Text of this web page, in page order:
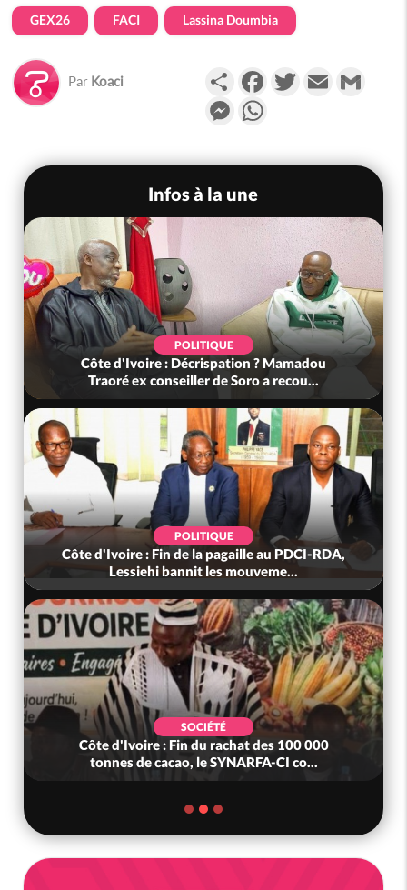
GEX26 FACI Lassina Doumbia
Par Koaci PartagerFacebookTwitterEmail
Messenger
Infos à la une
POLITIQUE
Côte d'Ivoire : Décrispation ? Mamadou
Traoré ex conseiller de Soro a recou...
POLITIQUE
Côte d'Ivoire : Fin de la pagaille au PDCI-RDA,
Lessiehi bannit les mouveme...
SOCIÉTÉ
Côte d'Ivoire : Fin du rachat des 100 000
tonnes de cacao, le SYNARFA-CI co...